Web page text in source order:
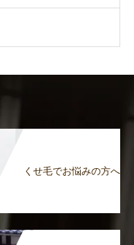
くせ毛でお悩みの方へ